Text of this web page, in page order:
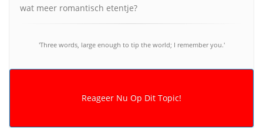
wat meer romantisch etentje?
'Three words, large enough to tip the world; I remember you.'